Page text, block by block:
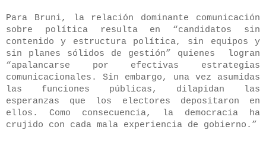
Para Bruni, la relación dominante comunicación
sobre política resulta en “candidatos sin
contenido y estructura política, sin equipos y
sin planes sólidos de gestión” quienes logran
“apalancarse por efectivas estrategias
comunicaciona­les. Sin embargo, una vez asumidas
las funciones públi­cas, dilapidan las
esperanzas que los electores depositaron en
ellos. Como consecuencia, la democracia ha
crujido con cada mala experiencia de gobierno.”